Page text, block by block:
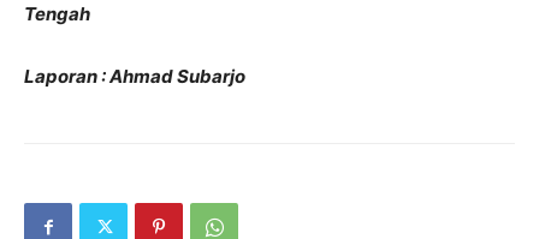
Tengah
Laporan : Ahmad Subarjo